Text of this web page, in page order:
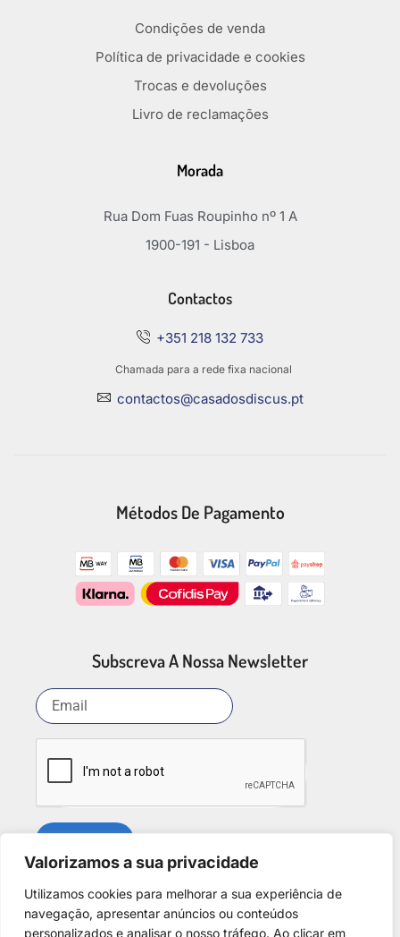
Valorizamos a sua privacidade
Utilizamos cookies para melhorar a sua experiência de
navegação, apresentar anúncios ou conteúdos
personalizados e analisar o nosso tráfego. Ao clicar em
Condições de venda
Política de privacidade e cookies
Trocas e devoluções
Livro de reclamações
Morada
Rua Dom Fuas Roupinho nº 1 A
1900-191 - Lisboa
Contactos
+351 218 132 733
Chamada para a rede fixa nacional
contactos@casadosdiscus.pt
Métodos De Pagamento
Subscreva A Nossa Newsletter
Redes Sociais